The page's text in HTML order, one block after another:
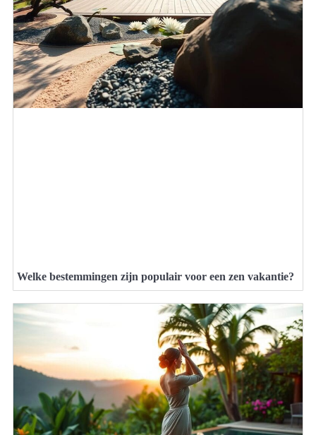
Welke bestemmingen zijn populair voor een zen vakantie?